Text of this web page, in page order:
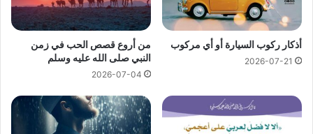
أذكار ركوب السيارة أو أي مركوب
2026-07-21
من أروع قصص الحب في زمن
النبي صلى الله عليه وسلم
2026-07-04